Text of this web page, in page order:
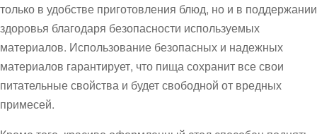
только в удобстве приготовления блюд, но и в поддержании
здоровья благодаря безопасности используемых
материалов. Использование безопасных и надежных
материалов гарантирует, что пища сохранит все свои
питательные свойства и будет свободной от вредных
примесей.